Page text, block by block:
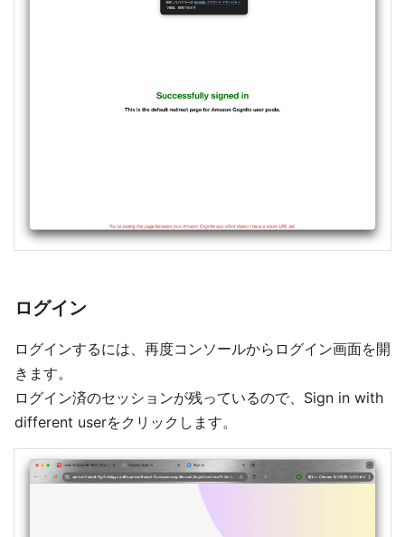
ログイン
ログインするには、再度コンソールからログイン画面を開
きます。
ログイン済のセッションが残っているので、Sign in with
different userをクリックします。